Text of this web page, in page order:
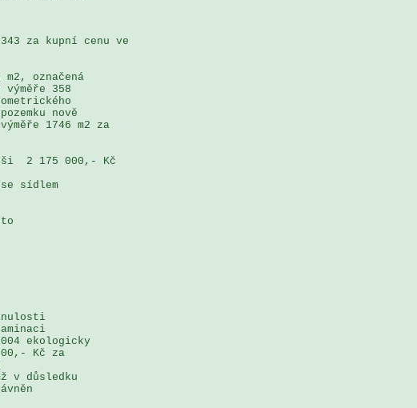
za kupní cenu ve
označená
358
nově
1746 m2 za
2 175 000,- Kč
sídlem
ekologicky
Kč za
v důsledku